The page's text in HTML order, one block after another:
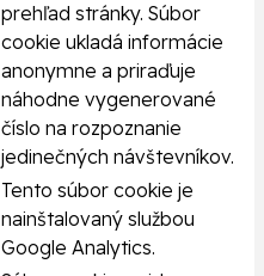
prehľad stránky. Súbor
cookie ukladá informácie
anonymne a priraďuje
náhodne vygenerované
číslo na rozpoznanie
jedinečných návštevníkov.
Tento súbor cookie je
nainštalovaný službou
Google Analytics.